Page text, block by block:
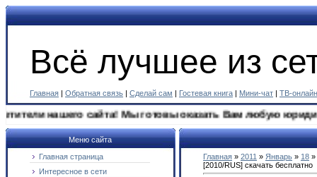
Всё лучшее из
Главная | Обратная связь | Сделай сам | Гостевая книга | Мини-чат | ТВ-онлайн
нашего сайта! Мы готовы оказать Вам любую
Меню сайта
Главная страница
Интересное в сети
Главная » 2011 » Январь » 18
[2010/RUS] скачать бесплатно